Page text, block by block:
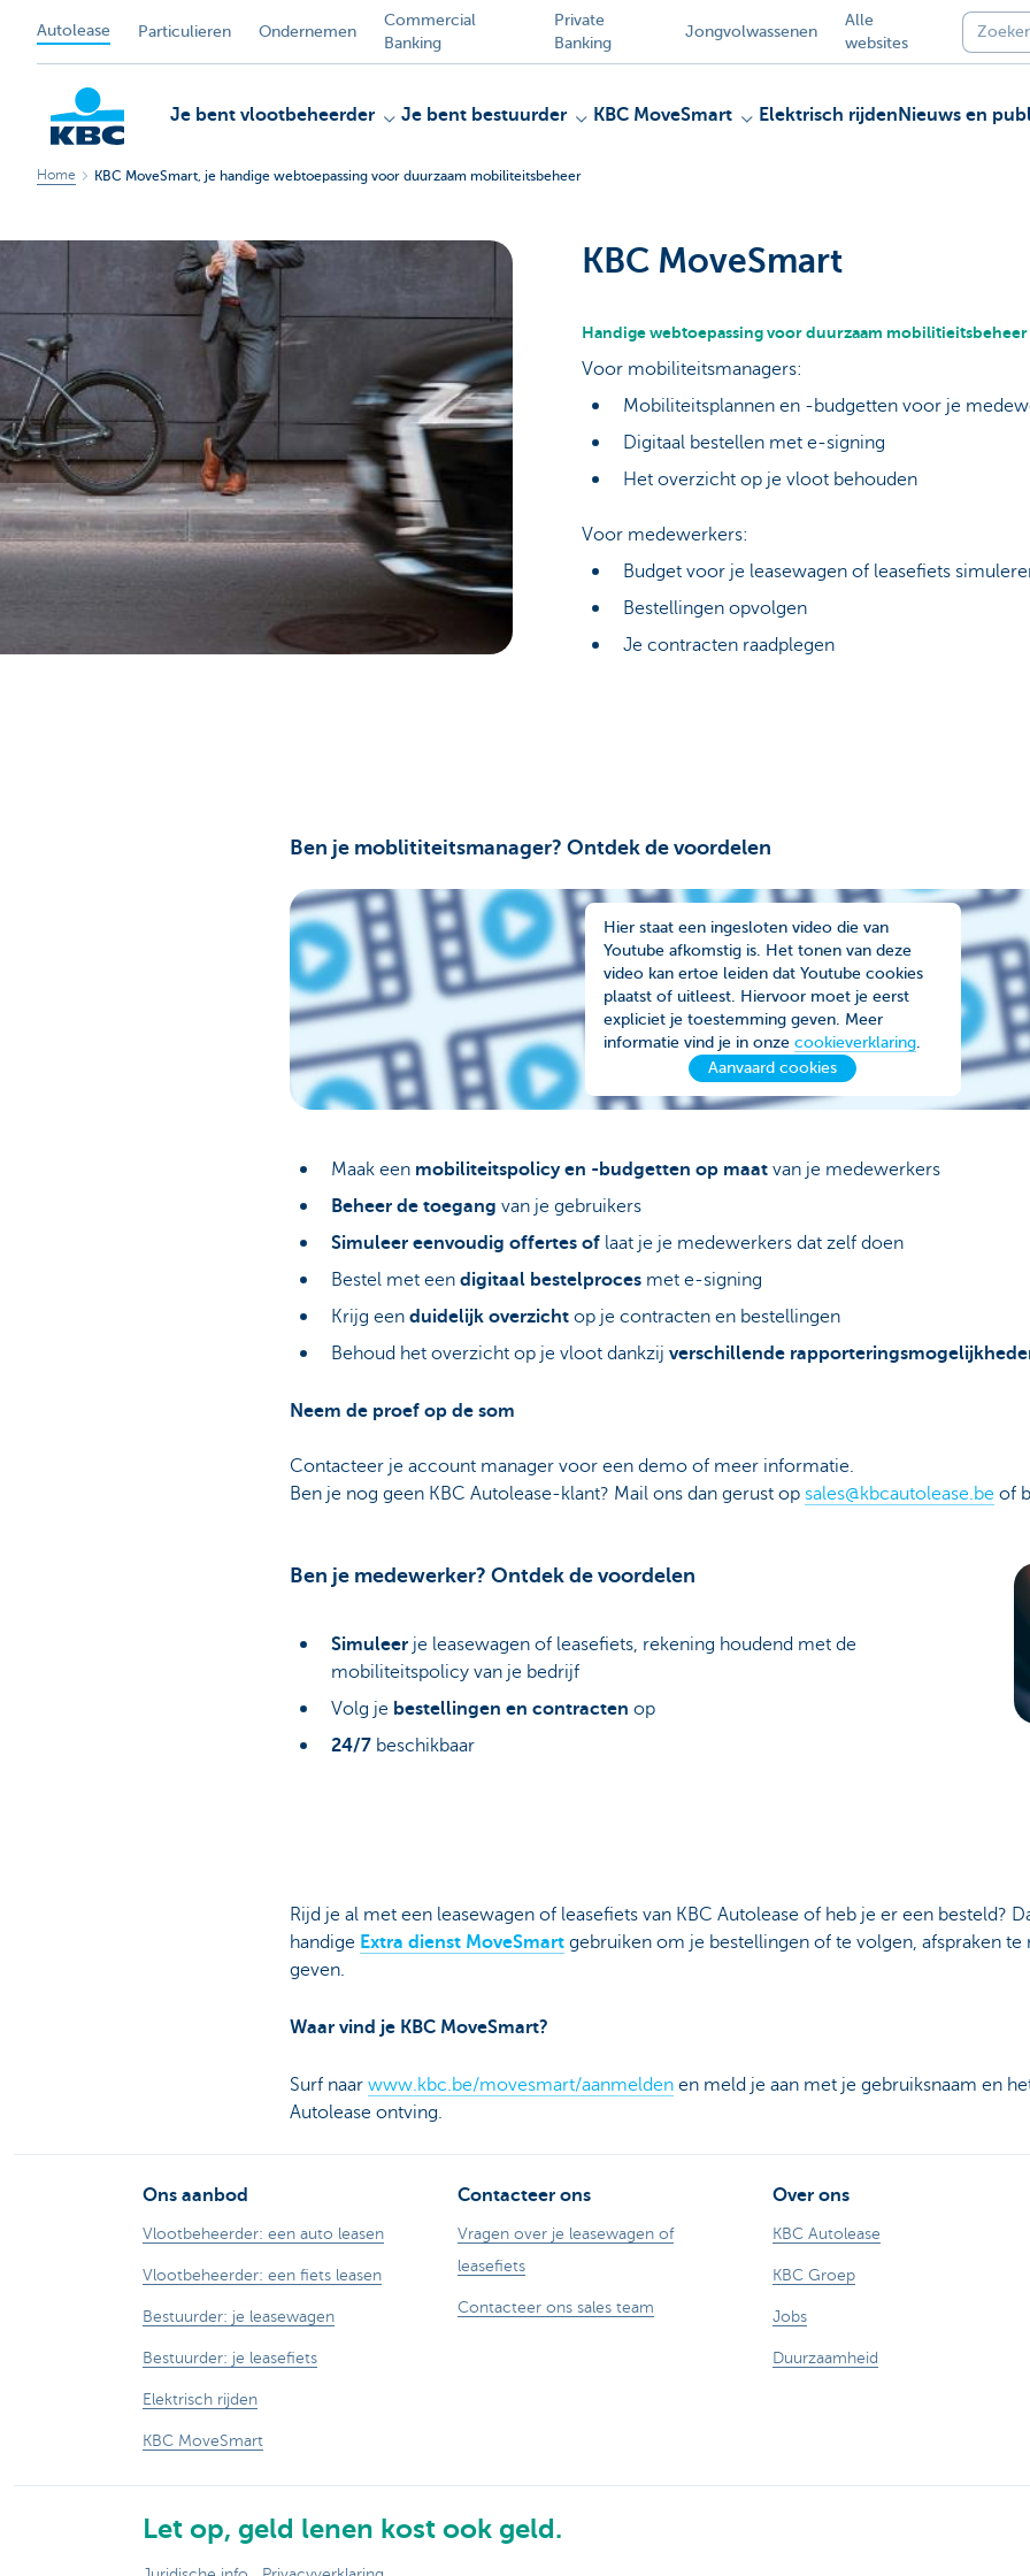
Autolease Particulieren Ondernemen
Commercial
Banking
Private
Banking
Jongvolwassenen
Alle
websites
KBC
Corporate
Je bent vlootbeheerder Je bent bestuurder KBC MoveSmart Elektrisch rijden Nieuws en
Home KBC MoveSmart, je handige webtoepassing voor duurzaam mobiliteitsbeheer
KBC MoveSmart
Handige webtoepassing voor duurzaam mobilitieitsbeheer
Voor mobiliteitsmanagers:
Mobiliteitsplannen en -budgetten voor je
Digitaal bestellen met e-signing
Het overzicht op je vloot behouden
Voor medewerkers:
Budget voor je leasewagen of leasefiets
Bestellingen opvolgen
Je contracten raadplegen
Ben je moblititeitsmanager? Ontdek de voordelen
Hier staat een ingesloten video die van
Youtube afkomstig is. Het tonen van deze
video kan ertoe leiden dat Youtube cookies
plaatst of uitleest. Hiervoor moet je eerst
expliciet je toestemming geven. Meer
informatie vind je in onze cookieverklaring.
Aanvaard cookies
Maak een mobiliteitspolicy en -budgetten op maat van je medewerkers
Beheer de toegang van je gebruikers
Simuleer eenvoudig offertes of laat je je medewerkers dat zelf doen
Bestel met een digitaal bestelproces met e-signing
Krijg een duidelijk overzicht op je contracten en bestellingen
Behoud het overzicht op je vloot dankzij verschillende
Neem de proef op de som
Contacteer je account manager voor een demo of meer informatie.
Ben je nog geen KBC Autolease-klant? Mail ons dan gerust op sales@kbcautolease.be of
Ben je medewerker? Ontdek de voordelen
Simuleer je leasewagen of leasefiets, rekening houdend met de
mobiliteitspolicy van je bedrijf
Volg je bestellingen en contracten op
24/7 beschikbaar
Rijd je al met een leasewagen of leasefiets van KBC Autolease of heb je er een besteld?
handige Extra dienst MoveSmart gebruiken om je bestellingen of te volgen, afspraken
geven.
Waar vind je KBC MoveSmart?
Surf naar www.kbc.be/movesmart/aanmelden en meld je aan met je gebruiksnaam en
Autolease ontving.
Ons aanbod
Vlootbeheerder: een auto leasen
Vlootbeheerder: een fiets leasen
Bestuurder: je leasewagen
Bestuurder: je leasefiets
Elektrisch rijden
KBC MoveSmart
Contacteer ons
Vragen over je leasewagen of
leasefiets
Contacteer ons sales team
Over ons
KBC Autolease
KBC Groep
Jobs
Duurzaamheid
Let op, geld lenen kost ook geld.